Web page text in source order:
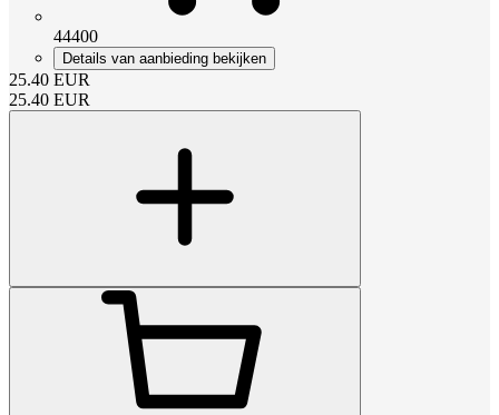
44400
Details van aanbieding bekijken
25.40 EUR
25.40 EUR